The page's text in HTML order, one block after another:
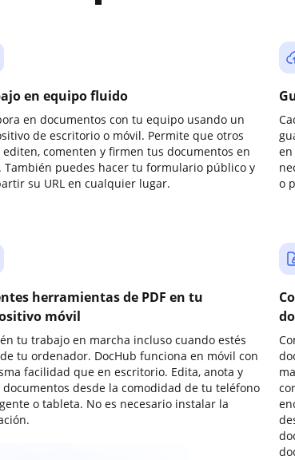
en equipo fluido
en documentos con tu equipo usando un
de escritorio o móvil. Permite que otros
editen, comenten y firmen tus documentos en
También puedes hacer tu formulario público y
su URL en cualquier lugar.
o
herramientas de PDF en tu
móvil
tu trabajo en marcha incluso cuando estés
tu ordenador. DocHub funciona en móvil con
facilidad que en escritorio. Edita, anota y
desde la comodidad de tu teléfono
o tableta. No es necesario instalar la